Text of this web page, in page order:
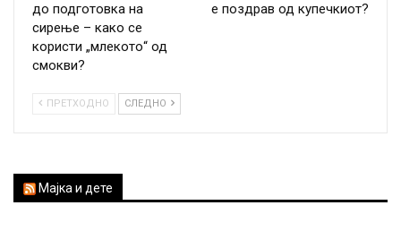
до подготовка на
сирење – како се
користи „млекото“ од
смокви?
е поздрав од купечкиот?
ПРЕТХОДНО СЛЕДНО
Мајка и дете